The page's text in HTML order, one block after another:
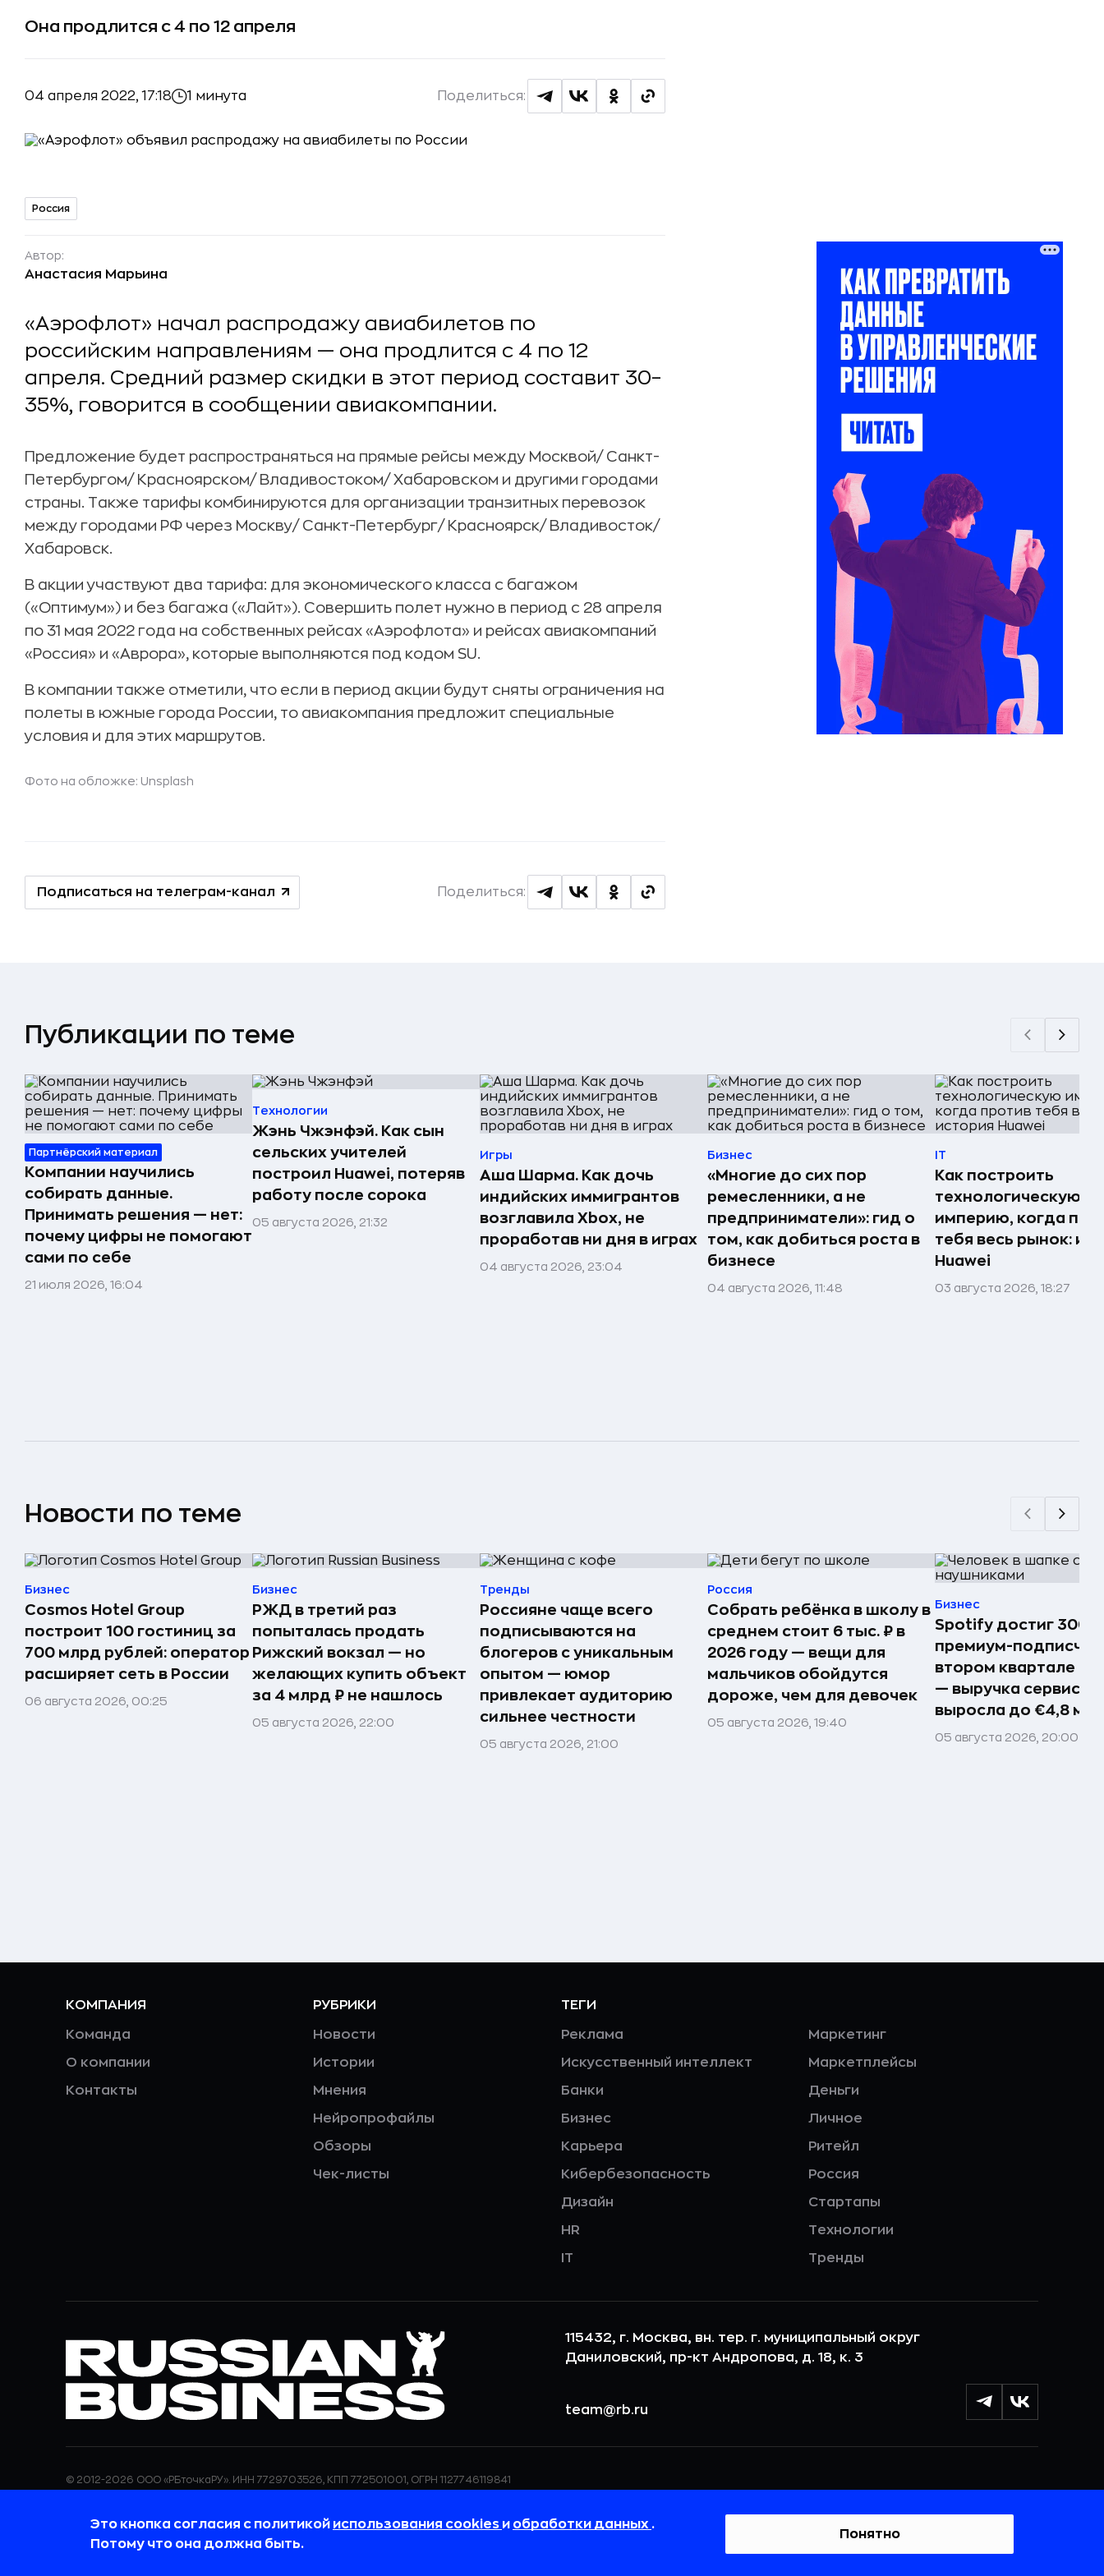
Она продлится с 4 по 12 апреля
04 апреля 2022, 17:18 1 минута Поделиться:
Россия
Автор:
Анастасия Марьина
«Аэрофлот» начал распродажу авиабилетов по
российским направлениям — она продлится с 4 по 12
апреля. Средний размер скидки в этот период составит 30–
35%, говорится в сообщении авиакомпании.
Предложение будет распространяться на прямые рейсы между Москвой/ Санкт-
Петербургом/ Красноярском/ Владивостоком/ Хабаровском и другими городами
страны. Также тарифы комбинируются для организации транзитных перевозок
между городами РФ через Москву/ Санкт-Петербург/ Красноярск/ Владивосток/
Хабаровск.
В акции участвуют два тарифа: для экономического класса с багажом
(«Оптимум») и без багажа («Лайт»). Совершить полет нужно в период с 28 апреля
по 31 мая 2022 года на собственных рейсах «Аэрофлота» и рейсах авиакомпаний
«Россия» и «Аврора», которые выполняются под кодом SU.
В компании также отметили, что если в период акции будут сняты ограничения на
полеты в южные города России, то авиакомпания предложит специальные
условия и для этих маршрутов.
Фото на обложке: Unsplash
Подписаться на телеграм-канал Поделиться:
Публикации по теме
Партнёрский материал
Компании научились
собирать данные.
Принимать решения — нет:
почему цифры не помогают
сами по себе
21 июля 2026, 16:04
Технологии
Жэнь Чжэнфэй. Как сын
сельских учителей
построил Huawei, потеряв
работу после сорока
05 августа 2026, 21:32
Игры
Аша Шарма. Как дочь
индийских иммигрантов
возглавила Xbox, не
проработав ни дня в играх
04 августа 2026, 23:04
Бизнес
«Многие до сих пор
ремесленники, а не
предприниматели»: гид о
том, как добиться роста в
бизнесе
04 августа 2026, 11:48
IT
Как построить
технологическую
империю, когда
тебя весь рынок:
Huawei
03 августа 2026, 18:27
Новости по теме
Бизнес
Cosmos Hotel Group
построит 100 гостиниц за
700 млрд рублей: оператор
расширяет сеть в России
06 августа 2026, 00:25
Бизнес
РЖД в третий раз
попыталась продать
Рижский вокзал — но
желающих купить объект
за 4 млрд ₽ не нашлось
05 августа 2026, 22:00
Тренды
Россияне чаще всего
подписываются на
блогеров с уникальным
опытом — юмор
привлекает аудиторию
сильнее честности
05 августа 2026, 21:00
Россия
Собрать ребёнка в школу в
среднем стоит 6 тыс. ₽ в
2026 году — вещи для
мальчиков обойдутся
дороже, чем для девочек
05 августа 2026, 19:40
Бизнес
Spotify достиг 300
премиум-
втором квартале
— выручка сервиса
выросла до €4,8
05 августа 2026, 20:00
КОМПАНИЯ
Команда
О компании
Контакты
РУБРИКИ
Новости
Истории
Мнения
Нейропрофайлы
Обзоры
Чек-листы
ТЕГИ
Реклама
Искусственный интеллект
Банки
Бизнес
Карьера
Кибербезопасность
Дизайн
HR
IT
Маркетинг
Маркетплейсы
Деньги
Личное
Ритейл
Россия
Стартапы
Технологии
Тренды
115432, г. Москва, вн. тер. г. муниципальный округ
Даниловский, пр-кт Андропова, д. 18, к. 3
team@rb.ru
© 2012-2026 ООО «РБточкаРУ». ИНН 7729703526, КПП 772501001, ОГРН 1127746119841
требованиях к защите персональных данных отражены в Политике в отношении
обработки персональных данных.
повышения удобства пользования веб-сайтом. Если вы не хотите, чтобы ваши
пользовательские данные обрабатывались, пожалуйста, ограничьте их использование в
Это кнопка согласия с политикой использования cookies и обработки данных .
Потому что она должна быть.
Понятно